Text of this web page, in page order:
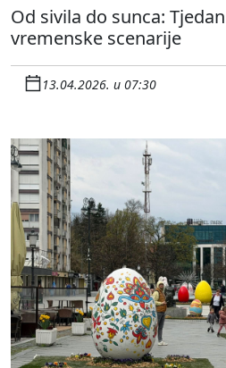
Od sivila do sunca:
vremenske scenarije
13.04.2026. u 07:30